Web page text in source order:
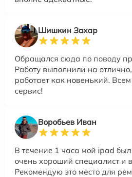
Шишкин Захар
Обращался сюда по поводу
Работу выполнили на
работает как новенький. Всем
сервис!
Воробьев Иван
В течение 1 часа мой ipad
очень хороший специалист и
Рекомендую это место для